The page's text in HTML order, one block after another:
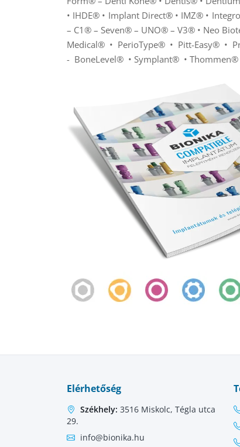
• IHDE® • Implant Direct® • IMZ® •
– C1® – Seven® – UNO® – V3® • Neo
Medical® • PerioType® • Pitt-Easy® •
- BoneLevel® • Symplant® • Thommen®
Elérhetőség
Székhely: 3516 Miskolc, Tégla utca
29.
info@bionika.hu